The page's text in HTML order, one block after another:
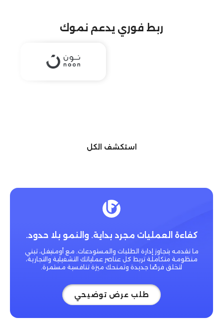
ربط فوري يدعم نموك
استكشف الكل
كفاءة العمليات مجرد بداية. والنمو بلا حدود.
ما نقدمه يتجاوز إدارة الطلبات والمستودعات. مع أومنيفل، تبني
منظومة متكاملة تربط كل عناصر عملياتك التشغيلية والتجارية،
لتخلق فرصًا جديدة وتمنحك ميزة تنافسية مستمرة.
طلب عرض توضيحي